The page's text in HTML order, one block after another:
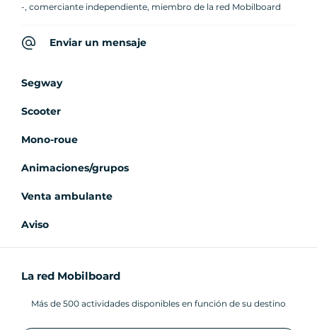
-, comerciante independiente, miembro de la red Mobilboard
Enviar un mensaje
Segway
Scooter
Mono-roue
Animaciones/grupos
Venta ambulante
Aviso
La red Mobilboard
Más de 500 actividades disponibles en función de su destino